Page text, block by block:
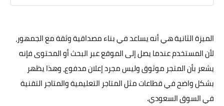
الميزة الثانية هي أنه يساعد في بناء مصداقية وثقة مع الجمهور،
لأن المستخدم عندما يصل إلى الموقع عبر البحث أو المحتوى فإنه
يشعر بأن المتجر موثوق وليس مجرد إعلان مدفوع، وهذا يظهر
بشكل واضح في قطاعات مثل المتاجر التعليمية والمتاجر التقنية
في السوق السعودي.